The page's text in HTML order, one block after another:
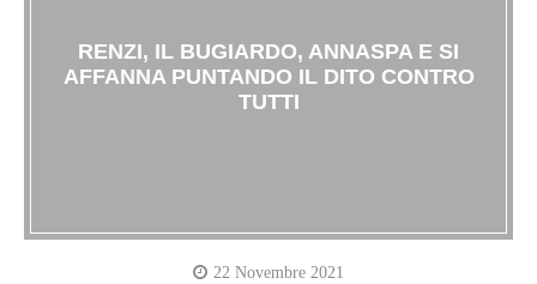
RENZI, IL BUGIARDO, ANNASPA E SI
AFFANNA PUNTANDO IL DITO CONTRO
TUTTI
22 Novembre 2021